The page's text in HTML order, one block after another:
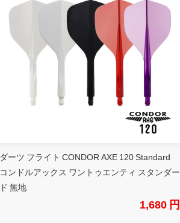
ダーツ フライト CONDOR AXE 120 Standard
コンドルアックス ワントゥエンティ スタンダー
ド 無地
1,680 円